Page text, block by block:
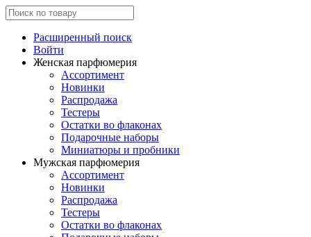
Расширенный поиск
Войти
Женская парфюмерия
Ассортимент
Новинки
Распродажа
Тестеры
Остатки во флаконах
Подарочные наборы
Миниатюры и пробники
Мужская парфюмерия
Ассортимент
Новинки
Распродажа
Тестеры
Остатки во флаконах